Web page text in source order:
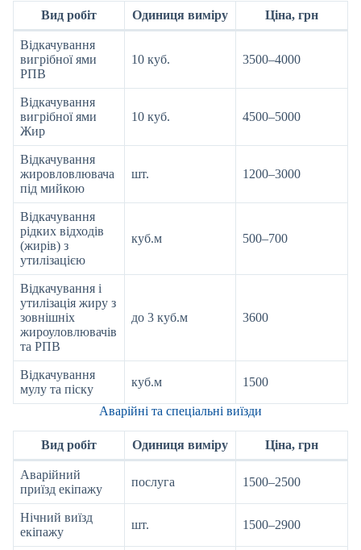
Вид робіт Одиниця виміру Ціна, грн
Відкачування
вигрібної ями
РПВ
10 куб. 3500–4000
Відкачування
вигрібної ями
Жир
10 куб. 4500–5000
Відкачування
жировловлювача
під мийкою
шт. 1200–3000
Відкачування
рідких відходів
(жирів) з
утилізацією
куб.м 500–700
Відкачування і
утилізація жиру з
зовнішніх
жироуловлювачів
та РПВ
до 3 куб.м 3600
Відкачування
мулу та піску
куб.м 1500
Аварійні та спеціальні виїзди
Вид робіт Одиниця виміру Ціна, грн
Аварійний
приїзд екіпажу
послуга 1500–2500
Нічний виїзд
екіпажу
шт. 1500–2900